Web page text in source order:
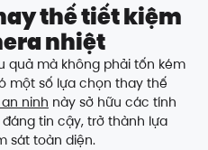
thế tiết kiệm
nhiệt
quả mà không phải tốn kém
một số lựa chọn thay thế
ninh này sở hữu các tính
tin cậy, trở thành lựa
sát toàn diện.